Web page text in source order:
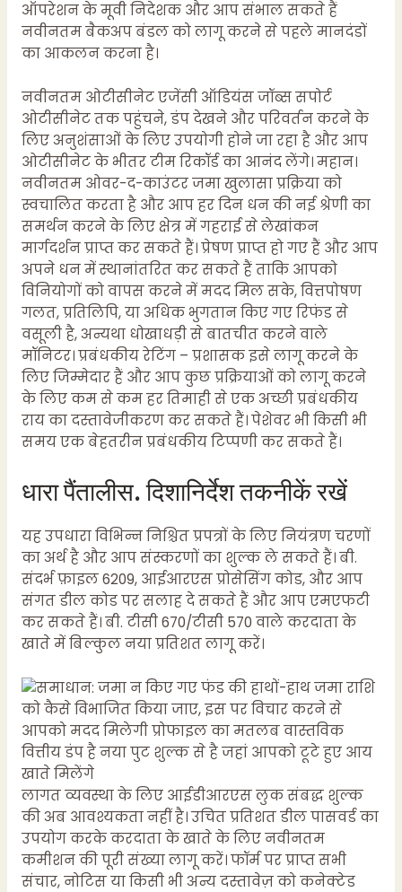
ऑपरेशन के मूवी निदेशक और आप संभाल सकते हैं
नवीनतम बैकअप बंडल को लागू करने से पहले मानदंडों
का आकलन करना है।
नवीनतम ओटीसीनेट एजेंसी ऑडियंस जॉब्स सपोर्ट
ओटीसीनेट तक पहुंचने, डंप देखने और परिवर्तन करने के
लिए अनुशंसाओं के लिए उपयोगी होने जा रहा है और आप
ओटीसीनेट के भीतर टीम रिकॉर्ड का आनंद लेंगे। महान।
नवीनतम ओवर-द-काउंटर जमा खुलासा प्रक्रिया को
स्वचालित करता है और आप हर दिन धन की नई श्रेणी का
समर्थन करने के लिए क्षेत्र में गहराई से लेखांकन
मार्गदर्शन प्राप्त कर सकते हैं। प्रेषण प्राप्त हो गए हैं और आप
अपने धन में स्थानांतरित कर सकते हैं ताकि आपको
विनियोगों को वापस करने में मदद मिल सके, वित्तपोषण
गलत, प्रतिलिपि, या अधिक भुगतान किए गए रिफंड से
वसूली है, अन्यथा धोखाधड़ी से बातचीत करने वाले
मॉनिटर। प्रबंधकीय रेटिंग – प्रशासक इसे लागू करने के
लिए जिम्मेदार हैं और आप कुछ प्रक्रियाओं को लागू करने
के लिए कम से कम हर तिमाही से एक अच्छी प्रबंधकीय
राय का दस्तावेजीकरण कर सकते हैं। पेशेवर भी किसी भी
समय एक बेहतरीन प्रबंधकीय टिप्पणी कर सकते हैं।
धारा पैंतालीस. दिशानिर्देश तकनीकें रखें
यह उपधारा विभिन्न निश्चित प्रपत्रों के लिए नियंत्रण चरणों
का अर्थ है और आप संस्करणों का शुल्क ले सकते हैं। बी.
संदर्भ फ़ाइल 6209, आईआरएस प्रोसेसिंग कोड, और आप
संगत डील कोड पर सलाह दे सकते हैं और आप एमएफटी
कर सकते हैं। बी. टीसी 670/टीसी 570 वाले करदाता के
खाते में बिल्कुल नया प्रतिशत लागू करें।
लागत व्यवस्था के लिए आईडीआरएस लुक संबद्ध शुल्क
की अब आवश्यकता नहीं है। उचित प्रतिशत डील पासवर्ड का
उपयोग करके करदाता के खाते के लिए नवीनतम
कमीशन की पूरी संख्या लागू करें। फॉर्म पर प्राप्त सभी
संचार, नोटिस या किसी भी अन्य दस्तावेज़ को कनेक्टेड